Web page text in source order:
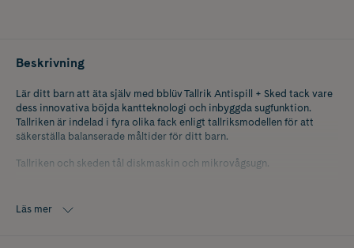
Beskrivning
Lär ditt barn att äta själv med bblüv Tallrik Antispill + Sked tack vare
dess innovativa böjda kantteknologi och inbyggda sugfunktion.
Tallriken är indelad i fyra olika fack enligt tallriksmodellen för att
säkerställa balanserade måltider för ditt barn.
Tallriken och skeden tål diskmaskin och mikrovågsugn.
antibakteriell silikon och är BPA- och ftalat-fri.
Läs mer